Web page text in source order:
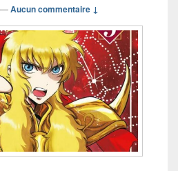
—Aucun commentaire ↓